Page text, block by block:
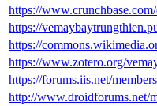
https://
https://
https://
https://www.zotero.org/
https://forums.iis.net/
http://www.droidforums.net/